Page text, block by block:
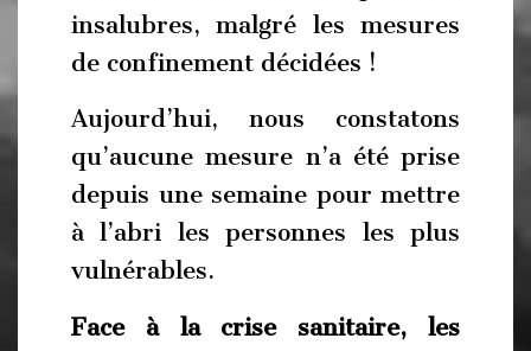
insalubres, malgré les mesures
de confinement décidées !
Aujourd’hui, nous constatons
qu’aucune mesure n’a été prise
depuis une semaine pour mettre
à l’abri les personnes les plus
vulnérables.
Face à la crise sanitaire, les